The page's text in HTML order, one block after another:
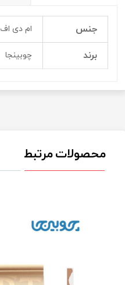
جنس ام دی اف
برند چوبینجا
محصولات مرتبط